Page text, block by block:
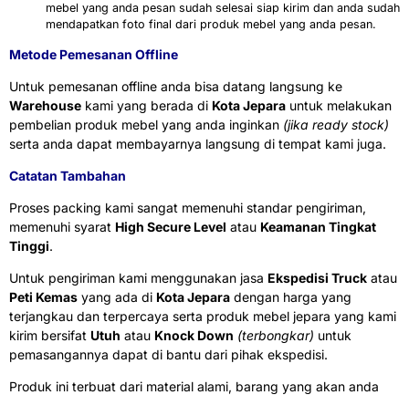
mebel yang anda pesan sudah selesai siap kirim dan anda sudah
mendapatkan foto final dari produk mebel yang anda pesan.
Metode Pemesanan Offline
Untuk pemesanan offline anda bisa datang langsung ke
Warehouse kami yang berada di Kota Jepara untuk melakukan
pembelian produk mebel yang anda inginkan (jika ready stock)
serta anda dapat membayarnya langsung di tempat kami juga.
Catatan Tambahan
Proses packing kami sangat memenuhi standar pengiriman,
memenuhi syarat High Secure Level atau Keamanan Tingkat
Tinggi.
Untuk pengiriman kami menggunakan jasa Ekspedisi Truck atau
Peti Kemas yang ada di Kota Jepara dengan harga yang
terjangkau dan terpercaya serta produk mebel jepara yang kami
kirim bersifat Utuh atau Knock Down (terbongkar) untuk
pemasangannya dapat di bantu dari pihak ekspedisi.
Produk ini terbuat dari material alami, barang yang akan anda